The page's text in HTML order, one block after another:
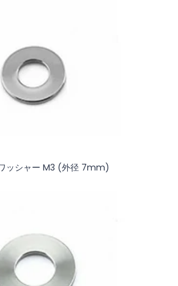
ッシャー M3 (外径 7mm)